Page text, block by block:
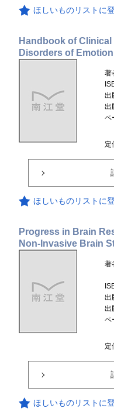
ほしいものリストに
Handbook of
Disorders of
著
出
出
ペ
ほしいものリストに
Progress in Brain
Non-Invasive Brain
著
出
出
ペ
ほしいものリストに